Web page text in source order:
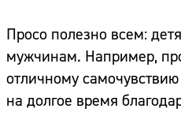
Просо полезно всем:
мужчинам. Например,
отличному
на долгое время